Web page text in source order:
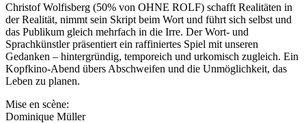
Christof Wolfisberg (50% von OHNE ROLF) schafft Realitäten in
der Realität, nimmt sein Skript beim Wort und führt sich selbst und
das Publikum gleich mehrfach in die Irre. Der Wort- und
Sprachkünstler präsentiert ein raffiniertes Spiel mit unseren
Gedanken – hintergründig, temporeich und urkomisch zugleich. Ein
Kopfkino-Abend übers Abschweifen und die Unmöglichkeit, das
Leben zu planen.
Mise en scène:
Dominique Müller